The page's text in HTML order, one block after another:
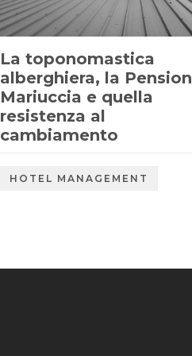
La toponomastica
alberghiera, la
Mariuccia e quella
resistenza al
cambiamento
HOTEL MANAGEMENT